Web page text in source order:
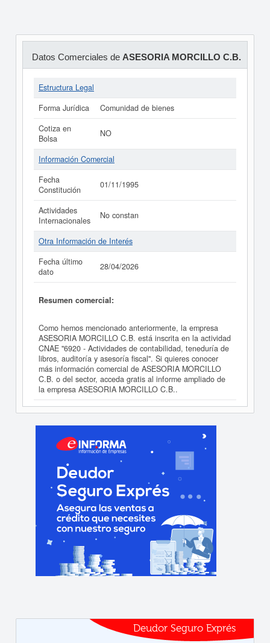
Datos Comerciales de ASESORIA MORCILLO C.B.
Estructura Legal
Forma Jurídica
Comunidad de bienes
Cotiza en
Bolsa
NO
Información Comercial
Fecha
Constitución
01/11/1995
Actividades
Internacionales
No constan
Otra Información de Interés
Fecha último
dato
28/04/2026
Resumen comercial:
Como hemos mencionado anteriormente, la empresa
ASESORIA MORCILLO C.B. está inscrita en la actividad
CNAE "6920 - Actividades de contabilidad, teneduría de
libros, auditoría y asesoría fiscal". Si quieres conocer
más información comercial de ASESORIA MORCILLO
C.B. o del sector, acceda gratis al informe ampliado de
la empresa ASESORIA MORCILLO C.B..
Deudor Seguro Exprés